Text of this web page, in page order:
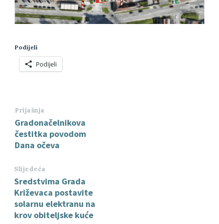
Podijeli
Podijeli
Prijašnja
Gradonačelnikova
čestitka povodom
Dana očeva
Slijedeća
Sredstvima Grada
Križevaca postavite
solarnu elektranu na
krov obiteljske kuće